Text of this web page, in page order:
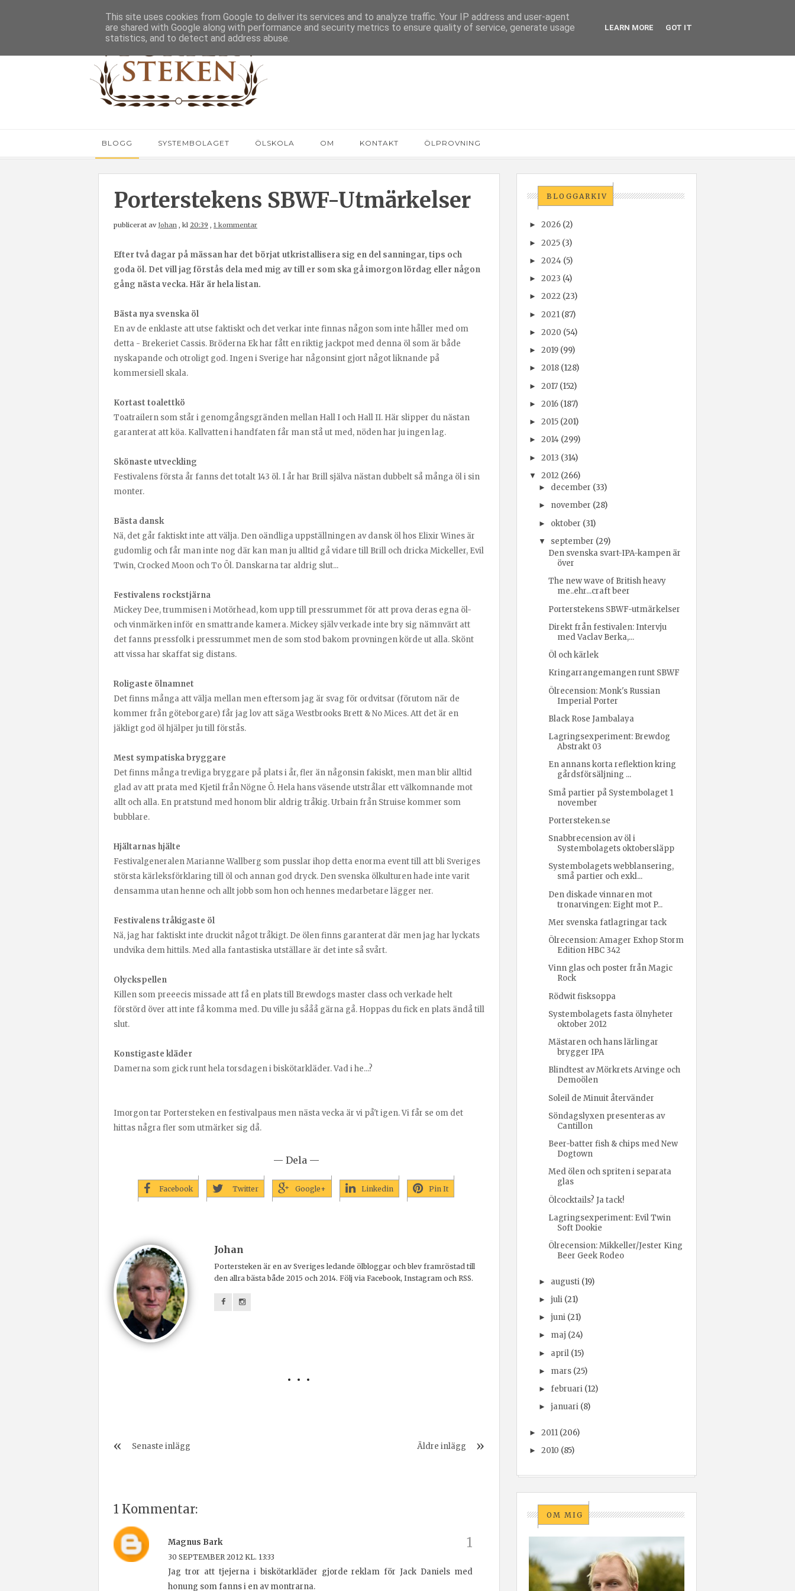
BLOGG SYSTEMBOLAGET ÖLSKOLA OM KONTAKT ÖLPROVNING
Porterstekens SBWF-Utmärkelser
publicerat avJohan , kl 20:39 , 1 kommentar
Efter två dagar på mässan har det börjat utkristallisera sig en del sanningar, tips och
goda öl. Det vill jag förstås dela med mig av till er som ska gå imorgon lördag eller någon
gång nästa vecka. Här är hela listan.
Bästa nya svenska öl
En av de enklaste att utse faktiskt och det verkar inte finnas någon som inte håller med om
detta - Brekeriet Cassis. Bröderna Ek har fått en riktig jackpot med denna öl som är både
nyskapande och otroligt god. Ingen i Sverige har någonsint gjort något liknande på
kommersiell skala.
Kortast toalettkö
Toatrailern som står i genomgångsgränden mellan Hall I och Hall II. Här slipper du nästan
garanterat att köa. Kallvatten i handfaten får man stå ut med, nöden har ju ingen lag.
Skönaste utveckling
Festivalens första år fanns det totalt 143 öl. I år har Brill själva nästan dubbelt så många öl i sin
monter.
Bästa dansk
Nä, det går faktiskt inte att välja. Den oändliga uppställningen av dansk öl hos Elixir Wines är
gudomlig och får man inte nog där kan man ju alltid gå vidare till Brill och dricka Mickeller, Evil
Twin, Crocked Moon och To Öl. Danskarna tar aldrig slut...
Festivalens rockstjärna
Mickey Dee, trummisen i Motörhead, kom upp till pressrummet för att prova deras egna öl-
och vinmärken inför en smattrande kamera. Mickey själv verkade inte bry sig nämnvärt att
det fanns pressfolk i pressrummet men de som stod bakom provningen körde ut alla. Skönt
att vissa har skaffat sig distans.
Roligaste ölnamnet
Det finns många att välja mellan men eftersom jag är svag för ordvitsar (förutom när de
kommer från göteborgare) får jag lov att säga Westbrooks Brett & No Mices. Att det är en
jäkligt god öl hjälper ju till förstås.
Mest sympatiska bryggare
Det finns många trevliga bryggare på plats i år, fler än någonsin fakiskt, men man blir alltid
glad av att prata med Kjetil från Nögne Ö. Hela hans väsende utstrålar ett välkomnande mot
allt och alla. En pratstund med honom blir aldrig tråkig. Urbain från Struise kommer som
bubblare.
Hjältarnas hjälte
Festivalgeneralen Marianne Wallberg som pusslar ihop detta enorma event till att bli Sveriges
största kärleksförklaring till öl och annan god dryck. Den svenska ölkulturen hade inte varit
densamma utan henne och allt jobb som hon och hennes medarbetare lägger ner.
Festivalens tråkigaste öl
Nä, jag har faktiskt inte druckit något tråkigt. De ölen finns garanterat där men jag har lyckats
undvika dem hittils. Med alla fantastiska utställare är det inte så svårt.
Olyckspellen
Killen som preeecis missade att få en plats till Brewdogs master class och verkade helt
förstörd över att inte få komma med. Du ville ju sååå gärna gå. Hoppas du fick en plats ändå till
slut.
Konstigaste kläder
Damerna som gick runt hela torsdagen i biskötarkläder. Vad i he...?
Imorgon tar Portersteken en festivalpaus men nästa vecka är vi på't igen. Vi får se om det
hittas några fler som utmärker sig då.
— Dela —
Facebook Twitter Google+ Linkedin Pin It
Johan
Portersteken är en av Sveriges ledande ölbloggar och blev framröstad till
den allra bästa både 2015 och 2014. Följ via Facebook, Instagram och RSS.
Senaste inlägg Äldre inlägg
1 Kommentar:
Magnus Bark
30 SEPTEMBER 2012 KL. 13:33
Jag tror att tjejerna i biskötarkläder gjorde reklam för Jack Daniels med
honung som fanns i en av montrarna.
BLOGGARKIV
►2026 (2)
►2025 (3)
►2024 (5)
►2023 (4)
►2022 (23)
►2021 (87)
►2020 (54)
►2019 (99)
►2018 (128)
►2017 (152)
►2016 (187)
►2015 (201)
►2014 (299)
►2013 (314)
▼ 2012 (266)
► december (33)
► november (28)
► oktober (31)
▼ september (29)
Den svenska svart-IPA-kampen är
över
The new wave of British heavy
me..ehr...craft beer
Porterstekens SBWF-utmärkelser
Direkt från festivalen: Intervju
med Vaclav Berka,...
Öl och kärlek
Kringarrangemangen runt SBWF
Ölrecension: Monk's Russian
Imperial Porter
Black Rose Jambalaya
Lagringsexperiment: Brewdog
Abstrakt 03
En annans korta reflektion kring
gårdsförsäljning ...
Små partier på Systembolaget 1
november
Portersteken.se
Snabbrecension av öl i
Systembolagets oktobersläpp
Systembolagets webblansering,
små partier och exkl...
Den diskade vinnaren mot
tronarvingen: Eight mot P...
Mer svenska fatlagringar tack
Ölrecension: Amager Exhop Storm
Edition HBC 342
Vinn glas och poster från Magic
Rock
Rödwit fisksoppa
Systembolagets fasta ölnyheter
oktober 2012
Mästaren och hans lärlingar
brygger IPA
Blindtest av Mörkrets Arvinge och
Demoölen
Soleil de Minuit återvänder
Söndagslyxen presenteras av
Cantillon
Beer-batter fish & chips med New
Dogtown
Med ölen och spriten i separata
glas
Ölcocktails? Ja tack!
Lagringsexperiment: Evil Twin
Soft Dookie
Ölrecension: Mikkeller/Jester King
Beer Geek Rodeo
► augusti (19)
► juli (21)
► juni (21)
► maj (24)
► april (15)
► mars (25)
► februari (12)
► januari (8)
►2011 (206)
►2010 (85)
OM MIG
This site uses cookies from Google to deliver its services and to analyze traffic. Your IP address and user-agent
are shared with Google along with performance and security metrics to ensure quality of service, generate usage
statistics, and to detect and address abuse.
LEARN MORE GOT IT